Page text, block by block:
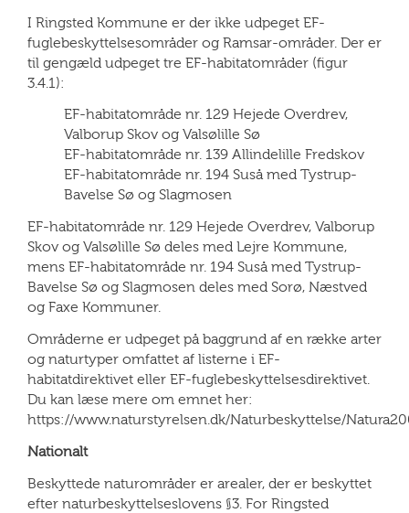
I Ringsted Kommune er der ikke udpeget EF-
fuglebeskyttelsesområder og Ramsar-områder. Der er
til gengæld udpeget tre EF-habitatområder (figur
3.4.1):
EF-habitatområde nr. 129 Hejede Overdrev,
Valborup Skov og Valsølille Sø
EF-habitatområde nr. 139 Allindelille Fredskov
EF-habitatområde nr. 194 Suså med Tystrup-
Bavelse Sø og Slagmosen
EF-habitatområde nr. 129 Hejede Overdrev, Valborup
Skov og Valsølille Sø deles med Lejre Kommune,
mens EF-habitatområde nr. 194 Suså med Tystrup-
Bavelse Sø og Slagmosen deles med Sorø, Næstved
og Faxe Kommuner.
Områderne er udpeget på baggrund af en række arter
og naturtyper omfattet af listerne i EF-
habitatdirektivet eller EF-fuglebeskyttelsesdirektivet.
Du kan læse mere om emnet her:
https://www.naturstyrelsen.dk/Naturbeskyttelse/
Nationalt
Beskyttede naturområder er arealer, der er beskyttet
efter naturbeskyttelseslovens §3. For Ringsted